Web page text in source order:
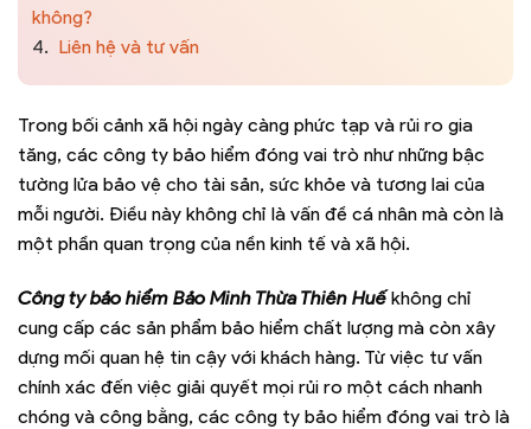
không?
4. Liên hệ và tư vấn
Trong bối cảnh xã hội ngày càng phức tạp và rủi ro gia
tăng, các công ty bảo hiểm đóng vai trò như những bậc
tường lửa bảo vệ cho tài sản, sức khỏe và tương lai của
mỗi người. Điều này không chỉ là vấn đề cá nhân mà còn là
một phần quan trọng của nền kinh tế và xã hội.
Công ty bảo hiểm Bảo Minh Thừa Thiên Huếkhông chỉ
cung cấp các sản phẩm bảo hiểm chất lượng mà còn xây
dựng mối quan hệ tin cậy với khách hàng. Từ việc tư vấn
chính xác đến việc giải quyết mọi rủi ro một cách nhanh
chóng và công bằng, các công ty bảo hiểm đóng vai trò là